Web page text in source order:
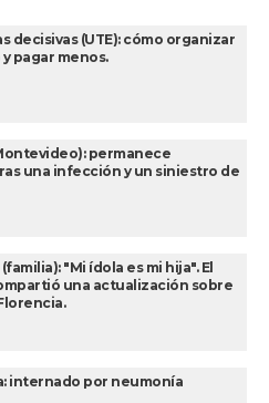
decisivas (UTE): cómo organizar
pagar menos.
permanece
una infección y un siniestro de
"Mi ídola es mi hija". El
una actualización sobre
internado por neumonía